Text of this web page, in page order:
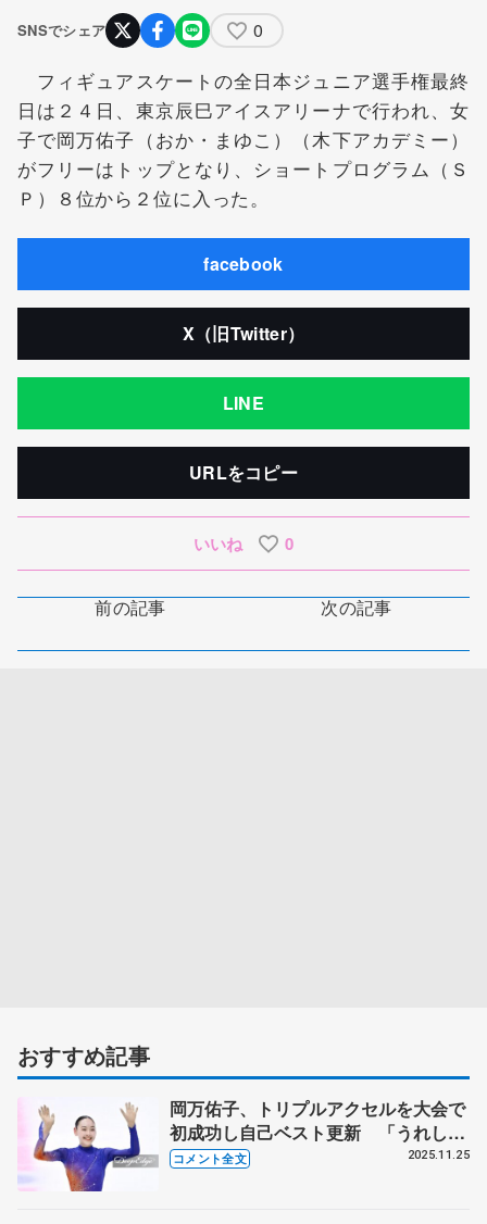
SNSでシェア 0
フィギュアスケートの全日本ジュニア選手権最終
日は２４日、東京辰巳アイスアリーナで行われ、女
子で岡万佑子 （おか・まゆこ）（木下アカデミー）
がフリーはトップとなり、ショートプログラム（Ｓ
Ｐ）８位から２位に入った。
facebook
X（旧Twitter）
LINE
URLをコピー
いいね 0
前の記事 次の記事
おすすめ記事
岡万佑子、トリプルアクセルを大会で
初成功し自己ベスト更新 「うれしい
気持ちとほっとしている気持ち」
コメント全文 2025.11.25